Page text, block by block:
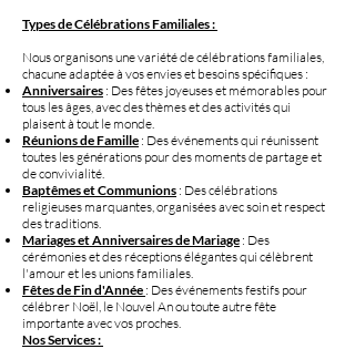
Types de Célébrations Familiales :
Nous organisons une variété de célébrations familiales,
chacune adaptée à vos envies et besoins spécifiques :
Anniversaires : Des fêtes joyeuses et mémorables pour
tous les âges, avec des thèmes et des activités qui
plaisent à tout le monde.
Réunions de Famille : Des événements qui réunissent
toutes les générations pour des moments de partage et
de convivialité.
Baptêmes et Communions : Des célébrations
religieuses marquantes, organisées avec soin et respect
des traditions.
Mariages et Anniversaires de Mariage : Des
cérémonies et des réceptions élégantes qui célèbrent
l'amour et les unions familiales.
Fêtes de Fin d'Année : Des événements festifs pour
célébrer Noël, le Nouvel An ou toute autre fête
importante avec vos proches.
Nos Services :